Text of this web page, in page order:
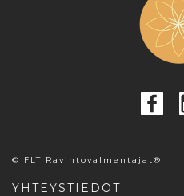
© FLT Ravintovalmentajat®
YHTEYSTIEDOT